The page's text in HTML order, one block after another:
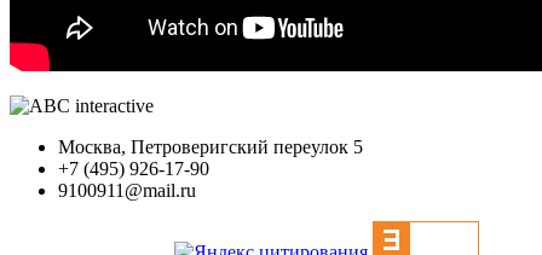
Москва, Петроверигский переулок 5
+7 (495) 926-17-90
9100911@mail.ru